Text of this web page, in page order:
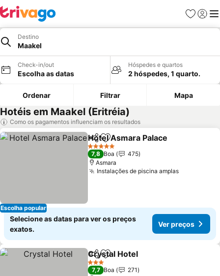
Favoritos
Iniciar
Destino
Maakel
Check-in/out
Escolha as datas
Hóspedes e quartos
2 hóspedes, 1 quarto.
Ordenar Filtrar Mapa
Hotéis em Maakel (Eritréia)
Como os pagamentos influenciam os resultados
Escolha popular
PartilharAdicionar aos favoritos
Hotel Asmara Palace
5 Estrelas
7,8 Boa
475
Asmara
Instalações de piscina amplas
Selecione as datas para ver os preços
exatos.
Ver preços
PartilharAdicionar aos favoritos
Crystal Hotel
3 Estrelas
7,7 Boa
271